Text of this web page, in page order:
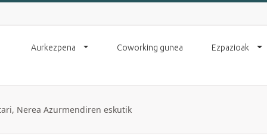
Aurkezpena Coworking gunea Ezpazioak
Nerea Azurmendiren eskutik